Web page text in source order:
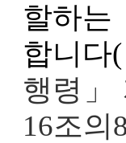
할하는
합니다(
행령」
16조의